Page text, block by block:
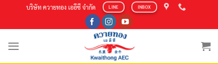
content
บริษัท ควายทอง เออีซี จำกัด LINE INBOX